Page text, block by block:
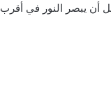
أن يبصر النور في